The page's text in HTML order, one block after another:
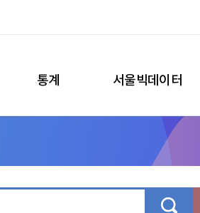
통계 서울빅데이터